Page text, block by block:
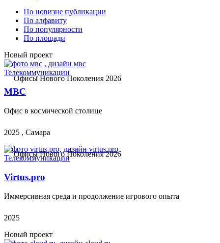
По новизне публикации
По алфавиту
По популярности
По площади
Новый проект
Офисы Нового Поколения 2026
Телекоммуникации
МВС
Офис в космической столице
2025 , Самара
Офисы Нового Поколения 2026
Телекоммуникации
Virtus.pro
Иммерсивная среда и продолжение игрового опыта
2025
Новый проект